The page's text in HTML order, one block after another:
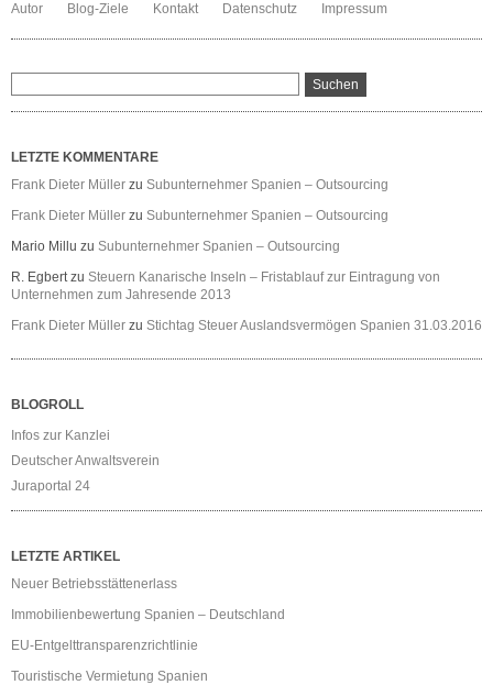
Autor
Blog-Ziele Kontakt Datenschutz Impressum
LETZTE KOMMENTARE
Frank Dieter Müller zu Subunternehmer Spanien – Outsourcing
Frank Dieter Müller zu Subunternehmer Spanien – Outsourcing
Mario Millu zu Subunternehmer Spanien – Outsourcing
R. Egbertzu Steuern Kanarische Inseln – Fristablauf zur Eintragung von
Unternehmen zum Jahresende 2013
Frank Dieter Müller zu Stichtag Steuer Auslandsvermögen Spanien 31.03.2016
BLOGROLL
Infos zur Kanzlei
Deutscher Anwaltsverein
Juraportal 24
LETZTE ARTIKEL
Neuer Betriebsstättenerlass
Immobilienbewertung Spanien – Deutschland
EU-Entgelttransparenzrichtlinie
Touristische Vermietung Spanien